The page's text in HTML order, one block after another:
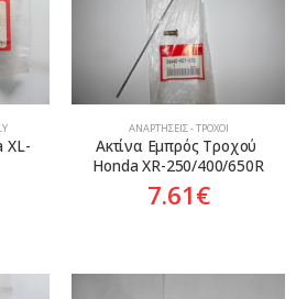
XL-
ΑΝΑΡΤΉΣΕΙΣ - ΤΡΟΧΟΊ
Ακτίνα Εμπρός Τροχού
Honda XR-250/400/650R
7.61€